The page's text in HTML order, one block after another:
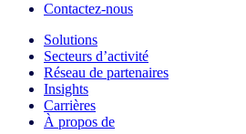
Contactez-nous
Solutions
Secteurs d’activité
Réseau de partenaires
Insights
Carrières
À propos de